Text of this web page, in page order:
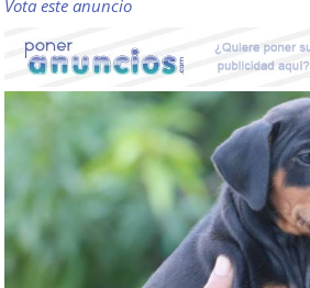
Vota este anuncio